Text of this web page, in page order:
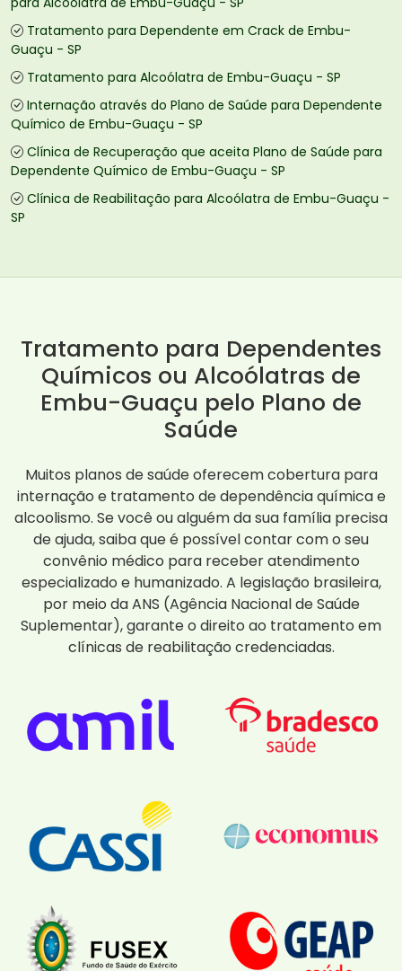
Tratamento para Dependente em Crack de Embu-
Guaçu - SP
Tratamento para Alcoólatra de Embu-Guaçu - SP
Internação através do Plano de Saúde para Dependente
Químico de Embu-Guaçu - SP
Clínica de Recuperação que aceita Plano de Saúde para
Dependente Químico de Embu-Guaçu - SP
Clínica de Reabilitação para Alcoólatra de Embu-Guaçu -
SP
Tratamento para Dependentes
Químicos ou Alcoólatras de
Embu-Guaçu pelo Plano de
Saúde
Muitos planos de saúde oferecem cobertura para
internação e tratamento de dependência química e
alcoolismo. Se você ou alguém da sua família precisa
de ajuda, saiba que é possível contar com o seu
convênio médico para receber atendimento
especializado e humanizado. A legislação brasileira,
por meio da ANS (Agência Nacional de Saúde
Suplementar), garante o direito ao tratamento em
clínicas de reabilitação credenciadas.